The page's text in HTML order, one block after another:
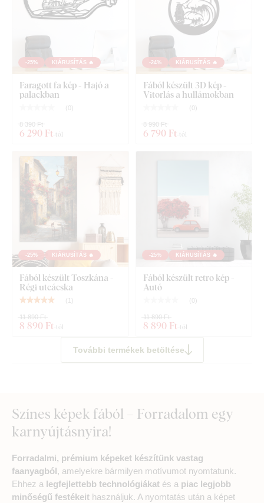
-25% KIÁRUSÍTÁS 🔥
Faragott fa kép - Hajó a
palackban
( 0)
6 290 Ft -tól
8 390 Ft
-24% KIÁRUSÍTÁS 🔥
Fából készült 3D kép -
Vitorlás a hullámokban
( 0)
6 790 Ft -tól
8 990 Ft
-25% KIÁRUSÍTÁS 🔥
Fából készült Toszkána -
Régi utcácska
( 1 )
8 890 Ft -tól
11 890 Ft
-25% KIÁRUSÍTÁS 🔥
Fából készült retro kép -
Autó
( 0)
8 890 Ft -tól
11 890 Ft
További termékek betöltése
Színes képek fából – Forradalom egy
karnyújtásnyira!
Forradalmi, prémium képeket készítünk vastag
faanyagból, amelyekre bármilyen motívumot nyomtatunk.
Ehhez a legfejlettebb technológiákat és a piac legjobb
minőségű festékeit használjuk. A nyomtatás után a képet